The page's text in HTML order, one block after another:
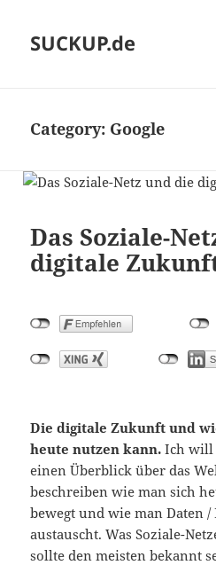
SUCKUP.de
Category: Google
Das Soziale-
digitale
Die digitale Zukunft und
heute nutzen kann. Ich will
einen Überblick über das
beschreiben wie man sich
bewegt und wie man Daten
austauscht. Was Soziale-
sollte den meisten bekannt